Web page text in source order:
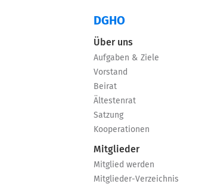
DGHO
Über uns
Aufgaben & Ziele
Vorstand
Beirat
Ältestenrat
Satzung
Kooperationen
Mitglieder
Mitglied werden
Mitglieder-Verzeichnis